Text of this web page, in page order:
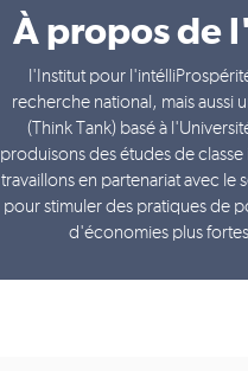
À propos de
l'Institut pour
recherche national, mais aussi
(Think Tank) basé à
produisons des études de
travaillons en partenariat avec le
pour stimuler des pratiques de
d'économies plus